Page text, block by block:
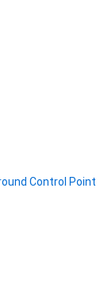
Control Point